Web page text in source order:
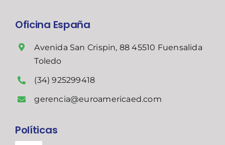
Oficina España
Avenida San Crispin, 88 45510 Fuensalida
Toledo
(34) 925299418
gerencia@euroamericaed.com
Políticas